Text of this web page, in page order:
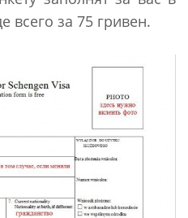
всего за 75 гривен.